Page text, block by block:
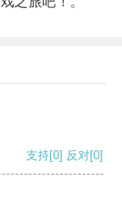
支持[0] 反对[0]